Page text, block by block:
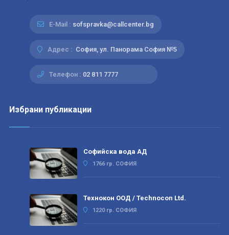
E-Mail : sofspravka@callcenter.bg
Адрес : София, ул. Панорама София №5
Телефон : 02 811 7777
Избрани публикации
Софийска вода АД
1766 гр. СОФИЯ
Технокон ООД / Technocon Ltd.
1220 гр. СОФИЯ